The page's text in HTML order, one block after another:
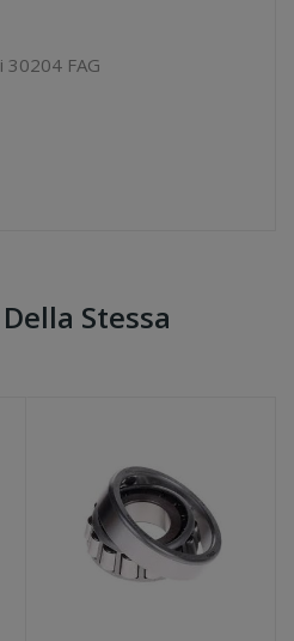
30204 FAG
Stessa